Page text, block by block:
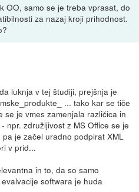
OO, samo se je treba vprasat, do
za nazaj kroji prihodnost.
luknja v tej študiji, prejšnja je
... tako kar se tiče
se je vmes zamenjala različica in
npr. združljivost z MS Office se je
je začel uradno podpirat XML
v prid...
in to, da so samo
softwara je huda